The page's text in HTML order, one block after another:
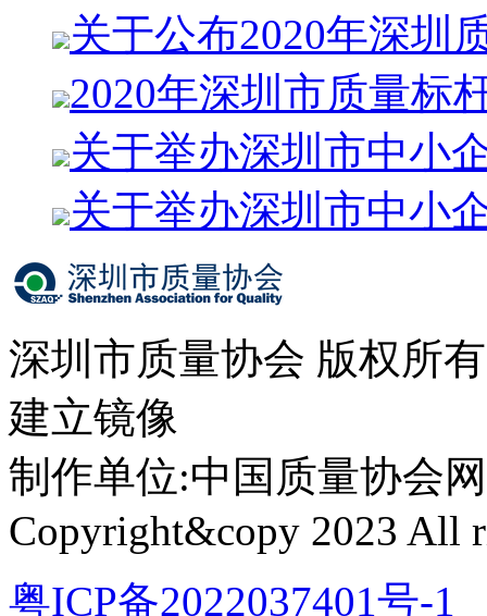
关于公布2020年深圳
2020年深圳市质量标
关于举办深圳市中小
关于举办深圳市中小
深圳市质量协会 版权所
建立镜像
制作单位:中国质量协会
Copyright&copy 2023 All
粤ICP备2022037401号-1